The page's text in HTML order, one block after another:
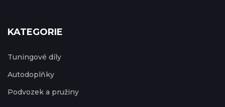
KATEGORIE
Tuningové díly
Autodoplňky
Podvozek a pružiny